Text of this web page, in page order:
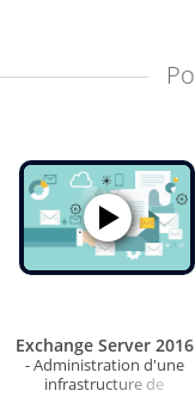
Exchange Server 2016
- Administration d'une
infrastructure de